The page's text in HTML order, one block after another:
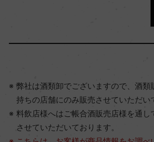
弊社は酒類卸でございますので、酒類
持ちの店舗にのみ販売させていただい
料飲店様へはご帳合酒販売店様を通し
させていただいております。